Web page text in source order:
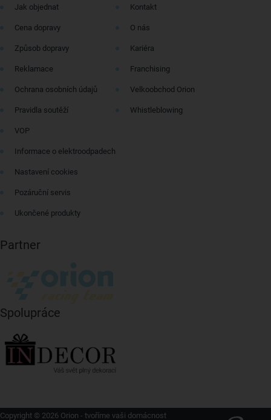
Jak objednat
Cena dopravy
Způsob dopravy
Reklamace
Ochrana osobních údajů
Pravidla soutěží
VOP
Informace o elektroodpadech
Nastavení cookies
Pozáruční servis
Ukončené produkty
Kontakt
O nás
Kariéra
Franchising
Velkoobchod Orion
Whistleblowing
Partner
Spolupráce
Copyright © 2026 Orion - tvoříme vaši domácnost